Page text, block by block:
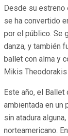
Desde su
se ha convertido
por el público. Se
danza, y también
ballet con alma y
Mikis
Este año, el
ambientada en un
sin atadura
norteamericano.